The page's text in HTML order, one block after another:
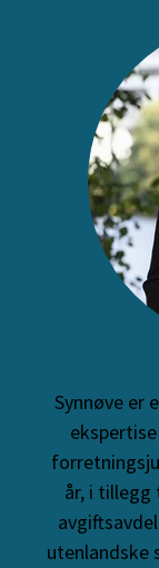
Synnøve er
år, i
utenlandske